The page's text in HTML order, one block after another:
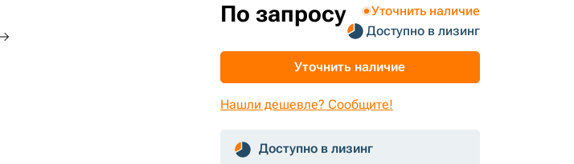
По запросу
Уточнить наличие
Доступно в лизинг
Уточнить наличие
Нашли дешевле? Сообщите!
Доступно в лизинг